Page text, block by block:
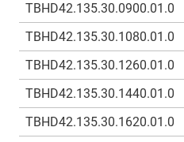
TBHD42.135.30.0900.01.0
TBHD42.135.30.1080.01.0
TBHD42.135.30.1260.01.0
TBHD42.135.30.1440.01.0
TBHD42.135.30.1620.01.0